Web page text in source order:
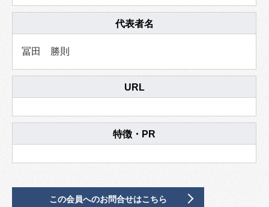
代表者名
冨田 勝則
URL
特徴・PR
この会員へのお問合せはこちら